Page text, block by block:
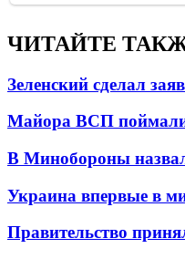
ЧИТАЙТЕ
Зеленский сделал
Майора ВСП
В Минобороны
Украина впервые в
Правительство